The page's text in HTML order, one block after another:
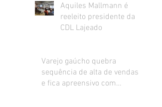
Aquiles Mallmann é
reeleito presidente da
CDL Lajeado
Varejo gaúcho quebra
sequência de alta de vendas
e fica apreensivo com